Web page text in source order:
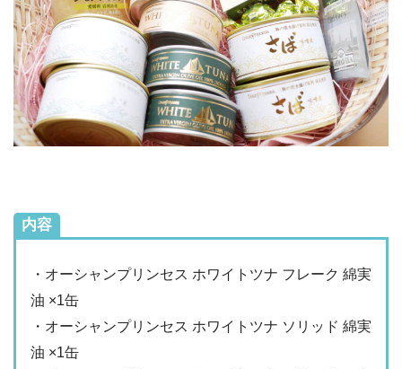
内容
・オーシャンプリンセス ホワイトツナ フレーク 綿実
油 ×1缶
・オーシャンプリンセス ホワイトツナ ソリッド 綿実
油 ×1缶